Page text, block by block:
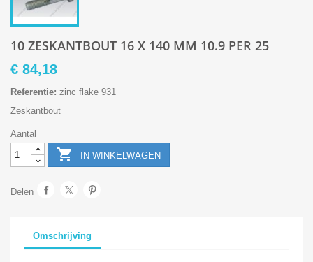
10 ZESKANTBOUT 16 X 140 MM 10.9 PER 25
€ 84,18
Referentie: zinc flake 931
Zeskantbout
Aantal
 IN WINKELWAGEN
Delen
Omschrijving